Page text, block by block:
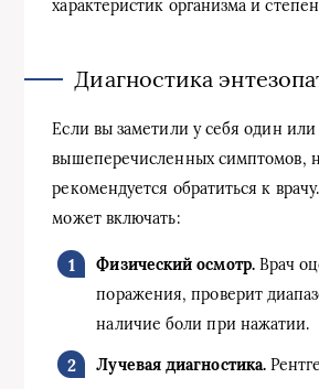
характеристик организма и
Диагностика
Если вы заметили у себя один или
вышеперечисленных симптомов,
рекомендуется обратиться к
может включать:
Физический осмотр.Врач
поражения, проверит
наличие боли при нажатии.
Лучевая диагностика.